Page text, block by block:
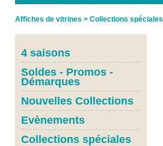
Affiches de vitrines > Collections spéciales
4 saisons
Soldes - Promos -
Démarques
Nouvelles Collections
Evènements
Collections spéciales